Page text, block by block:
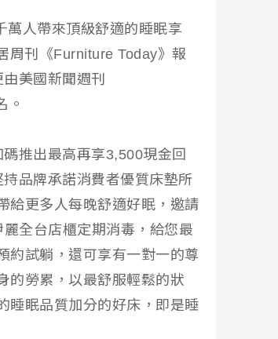
萬人帶來頂級舒適的睡眠享
周刊《Furniture Today》報
美國新聞週刊
。
推出最高再享3,500現金回
品牌承諾消費者優質床墊所
給更多人每晚舒適好眠，邀請
全台店櫃定期消毒，給您最
約試躺，還可享有一對一的尊
的勞累，以最舒服輕鬆的狀
睡眠品質加分的好床，即是睡